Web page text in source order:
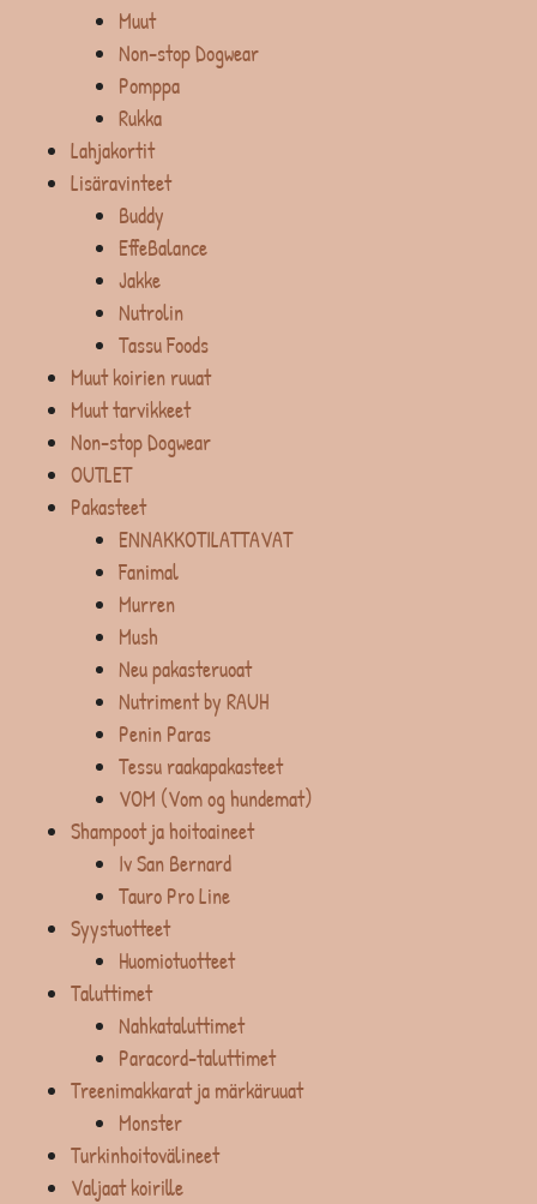
Muut
Non-stop Dogwear
Pomppa
Rukka
Lahjakortit
Lisäravinteet
Buddy
EffeBalance
Jakke
Nutrolin
Tassu Foods
Muut koirien ruuat
Muut tarvikkeet
Non-stop Dogwear
OUTLET
Pakasteet
ENNAKKOTILATTAVAT
Fanimal
Murren
Mush
Neu pakasteruoat
Nutriment by RAUH
Penin Paras
Tessu raakapakasteet
VOM (Vom og hundemat)
Shampoot ja hoitoaineet
Iv San Bernard
Tauro Pro Line
Syystuotteet
Huomiotuotteet
Taluttimet
Nahkataluttimet
Paracord-taluttimet
Treenimakkarat ja märkäruuat
Monster
Turkinhoitovälineet
Valjaat koirille